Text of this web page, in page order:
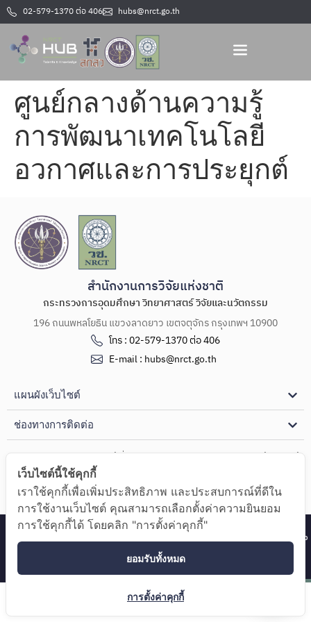
02-579-1370 ต่อ 406 hubs@nrct.go.th
ศูนย์กลางด้านความรู้
การพัฒนาเทคโนโลยี
อวกาศและการประยุกต์
สำนักงานการวิจัยแห่งชาติ
กระทรวงการอุดมศึกษา วิทยาศาสตร์ วิจัยและนวัตกรรม
196 ถนนพหลโยธิน แขวงลาดยาว เขตจตุจักร กรุงเทพฯ 10900
โทร : 02-579-1370 ต่อ 406
E-mail : hubs@nrct.go.th
แผนผังเว็บไซต์
ช่องทางการติดต่อ
นโยบายความเป็นส่วนตัว
Copyright Ⓒ 2024 ศูนย์รวมผู้เชี่ยวชาญ (Hub of Talents) และศูนย์กลางด้านความรู้
ศูนย์รวมผู้เชี่ยวชาญ (Hub of Talents) และศูนย์กลางด้านความรู้ (Hub
of Knowledge)
เว็บไซต์นี้ใช้คุกกี้
เราใช้คุกกี้เพื่อเพิ่มประสิทธิภาพ และประสบการณ์ที่ดีใน
การใช้งานเว็บไซต์ คุณสามารถเลือกตั้งค่าความยินยอม
การใช้คุกกี้ได้ โดยคลิก "การตั้งค่าคุกกี้"
ยอมรับทั้งหมด
การตั้งค่าคุกกี้